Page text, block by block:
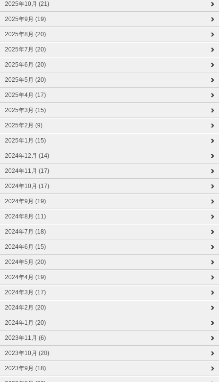
2025年10月 (21)
2025年9月 (19)
2025年8月 (20)
2025年7月 (20)
2025年6月 (20)
2025年5月 (20)
2025年4月 (17)
2025年3月 (15)
2025年2月 (9)
2025年1月 (15)
2024年12月 (14)
2024年11月 (17)
2024年10月 (17)
2024年9月 (19)
2024年8月 (11)
2024年7月 (18)
2024年6月 (15)
2024年5月 (20)
2024年4月 (19)
2024年3月 (17)
2024年2月 (20)
2024年1月 (20)
2023年11月 (6)
2023年10月 (20)
2023年9月 (18)